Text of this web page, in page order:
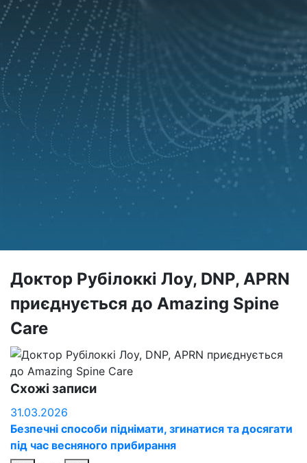
Доктор Рубілоккі Лоу, DNP, APRN
приєднується до Amazing Spine
Care
Схожі записи
31.03.2026
Безпечні способи піднімати, згинатися та досягати
під час весняного прибирання